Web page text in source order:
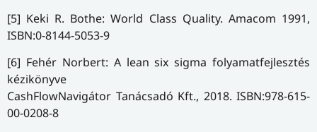
[5] Keki R. Bothe: World Class Quality. Amacom 1991,
ISBN:0-8144-5053-9
[6] Fehér Norbert: A lean six sigma folyamatfejlesztés
kézikönyve
CashFlowNavigátor Tanácsadó Kft., 2018. ISBN:978-615-
00-0208-8